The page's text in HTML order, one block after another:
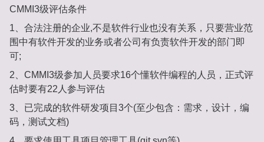
CMMI3级评估条件
1、合法注册的企业,不是软件⾏业也没有关系，只要营业范
围中有软件开发的业务或者公司有负责软件开发的部⻔即
可;
2、CMMI3级参加⼈员要求16个懂软件编程的⼈员，正式评
估时要有22⼈参与评估
3、已完成的软件研发项⽬3个(⾄少包含：需求，设计，编
码，测试⽂档)